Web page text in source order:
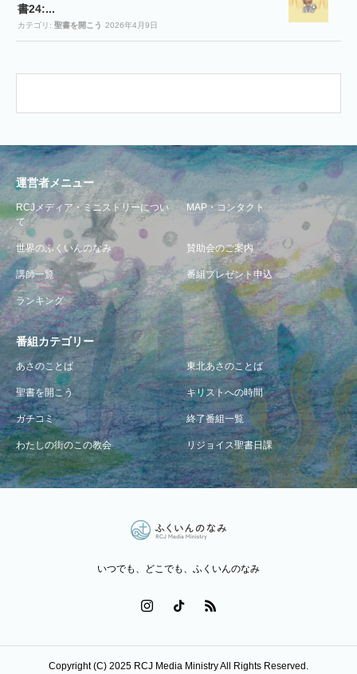
書24:...
カテゴリ: 聖書を開こう 2026年4月9日
運営者メニュー
RCJメディア・ミニストリーについ
て
MAP・コンタクト
世界のふくいんのなみ 賛助会のご案内
講師一覧 番組プレゼント申込
ランキング
番組カテゴリー
あさのことば 東北あさのことば
聖書を開こう キリストへの時間
ガチコミ 終了番組一覧
わたしの街のこの教会 リジョイス聖書日課
いつでも、どこでも、ふくいんのなみ
Copyright (C) 2025 RCJ Media Ministry All Rights Reserved.